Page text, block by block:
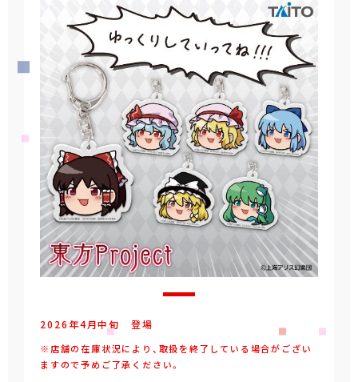
2026年4月中旬 登場
※店舗の在庫状況により、取扱を終了している場合がござい
ますので予めご了承ください。